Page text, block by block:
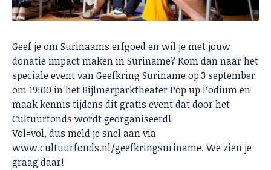
Geef je om Surinaams erfgoed en wil je met jouw
donatie impact maken in Suriname? Kom dan naar het
speciale event van Geefkring Suriname op 3 september
om 19:00 in het Bijlmerparktheater Pop up Podium en
maak kennis tijdens dit gratis event dat door het
Cultuurfonds wordt georganiseerd!
Vol=vol, dus meld je snel aan via
www.cultuurfonds.nl/geefkringsuriname. We zien je
graag daar!